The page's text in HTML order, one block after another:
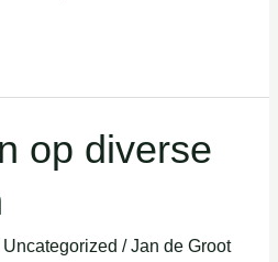
op diverse
Uncategorized /Jan de Groot